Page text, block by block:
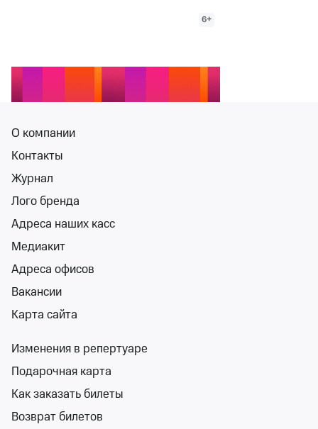
6+
Дарьи Уфимцевой
Джаз-клуб «EverJazz»
пт 21 авг, 22:00
Джаз-клуб «EverJazz»
от 1 200 ₽
пт 21 августа, 22:00•
Анастасия Высоцкая - Ladynsax
Ресторан «Максимилианс»
О компании
Контакты
Журнал
Лого бренда
Адреса наших касс
Медиакит
Адреса офисов
Вакансии
Карта сайта
Изменения в репертуаре
Подарочная карта
Как заказать билеты
Возврат билетов